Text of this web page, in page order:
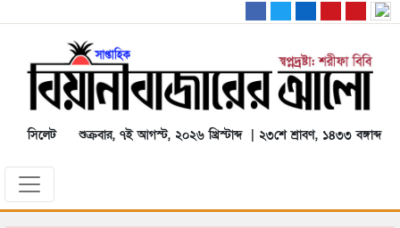
সিলেট শুক্রবার, ৭ই আগস্ট, ২০২৬ খ্রিস্টাব্দ | ২৩শে শ্রাবণ, ১৪৩৩ বঙ্গাব্দ